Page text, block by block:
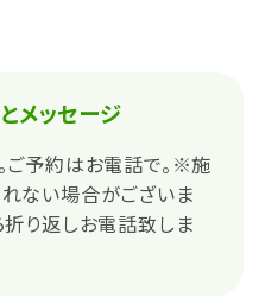
メッセージ
ご予約はお電話で。※施
ない場合がございま
折り返しお電話致しま